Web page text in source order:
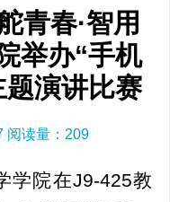
青春·智用
举办“手机
演讲比赛
读量： 209
学院在J9-425教